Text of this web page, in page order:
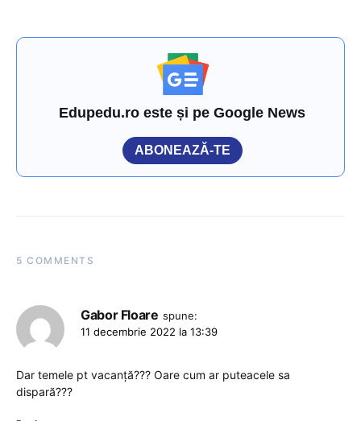
Edupedu.ro este și pe Google News
ABONEAZĂ-TE
5 COMMENTS
Gabor Floare spune:
11 decembrie 2022 la 13:39
Dar temele pt vacanță??? Oare cum ar puteacele sa
dispară???